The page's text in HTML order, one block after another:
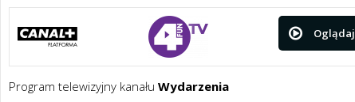
Oglądaj
Program telewizyjny kanału Wydarzenia